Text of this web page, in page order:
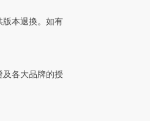
版本退換。如有
及各大品牌的授